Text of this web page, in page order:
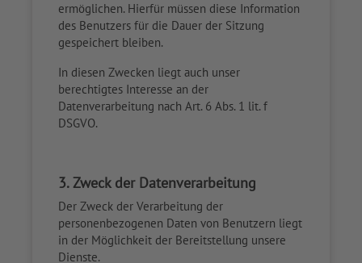
ermöglichen. Hierfür müssen diese Information
des Benutzers für die Dauer der Sitzung
gespeichert bleiben.
In diesen Zwecken liegt auch unser
berechtigtes Interesse an der
Datenverarbeitung nach Art. 6 Abs. 1 lit. f
DSGVO.
3. Zweck der Datenverarbeitung
Der Zweck der Verarbeitung der
personenbezogenen Daten von Benutzern liegt
in der Möglichkeit der Bereitstellung unsere
Dienste.